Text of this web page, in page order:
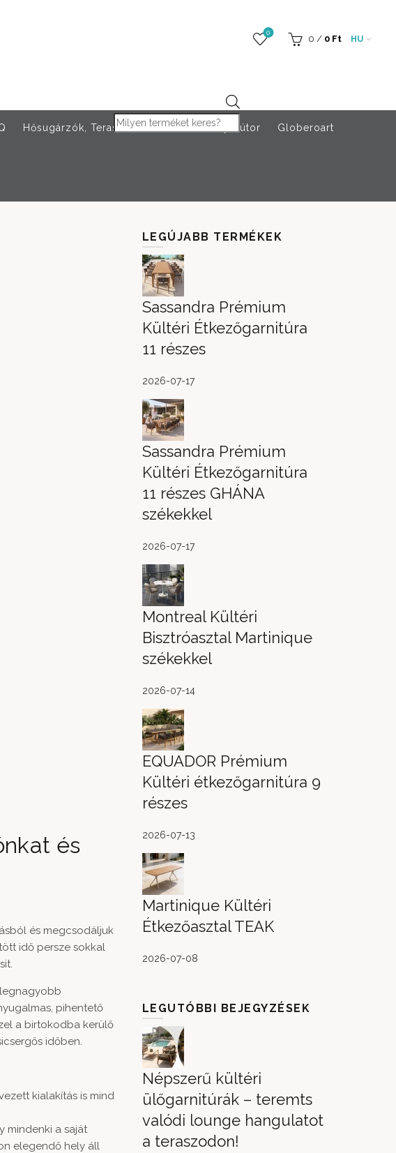
Products search
0
0 / 0 Ft HU
Hősugárzók, Teraszfűtés Rendezvény bútor Globeroart
és
és megcsodáljuk
idő persze sokkal
pihentető
a birtokodba kerülő
időben.
kialakítás is mind
mindenki a saját
elegendő hely áll
LEGÚJABB TERMÉKEK
Sassandra Prémium
Kültéri Étkezőgarnitúra
11 részes
2026-07-17
Sassandra Prémium
Kültéri Étkezőgarnitúra
11 részes GHÁNA
székekkel
2026-07-17
Montreal Kültéri
Bisztróasztal Martinique
székekkel
2026-07-14
EQUADOR Prémium
Kültéri étkezőgarnitúra 9
részes
2026-07-13
Martinique Kültéri
Étkezőasztal TEAK
2026-07-08
LEGUTÓBBI BEJEGYZÉSEK
Népszerű kültéri
ülőgarnitúrák – teremts
valódi lounge hangulatot
a teraszodon!